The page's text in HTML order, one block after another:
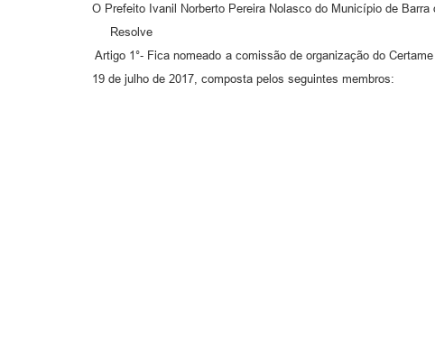
O Prefeito Ivanil Norberto Pereira Nolasco do Município de
Resolve
Artigo 1°‐ Fica nomeado a comissão de organização do
19 de julho de 2017, composta pelos seguintes membros: